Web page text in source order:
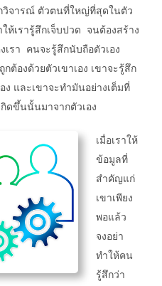
กวิจารณ์ ตัวตนที่ใหญ่ที่สุดในตัว
ให้เรารู้สึกเจ็บปวด จนต้องสร้าง
เรา คนจะรู้สึกนับถือตัวเอง
ต้องด้วยตัวเขาเอง เขาจะรู้สึก
ง และเขาจะทำมันอย่างเต็มที่
ดขึ้นนั้นมาจากตัวเอง
เมื่อเราให้
ข้อมูลที่
สำคัญแก่
เขาเพียง
พอแล้ว
จงอย่า
ทำให้คน
รู้สึกว่า